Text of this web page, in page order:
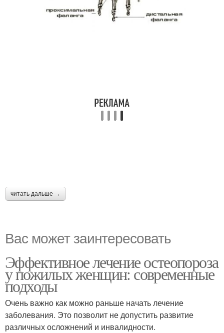
читать дальше →
Вас может заинтересовать
Эффективное лечение остеопороза
у пожилых женщин: современные
подходы
Очень важно как можно раньше начать лечение
заболевания. Это позволит не допустить развитие
различных осложнений и инвалидности.